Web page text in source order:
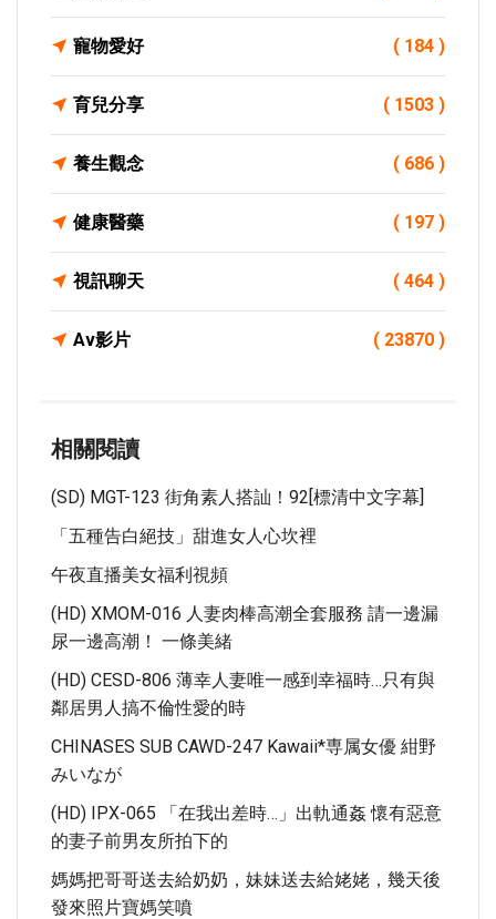
寵物愛好 ( 184 )
育兒分享 ( 1503 )
養生觀念 ( 686 )
健康醫藥 ( 197 )
視訊聊天 ( 464 )
Av影片 ( 23870 )
相關閱讀
(SD) MGT-123 街角素人搭訕！92[標清中文字幕]
「五種告白絕技」甜進女人心坎裡
午夜直播美女福利視頻
(HD) XMOM-016 人妻肉棒高潮全套服務 請一邊漏
尿一邊高潮！ 一條美緒
(HD) CESD-806 薄幸人妻唯一感到幸福時…只有與
鄰居男人搞不倫性愛的時
CHINASES SUB CAWD-247 Kawaii*専属女優 紺野
みいなが
(HD) IPX-065 「在我出差時…」出軌通姦 懷有惡意
的妻子前男友所拍下的
媽媽把哥哥送去給奶奶，妹妹送去給姥姥，幾天後
發來照片寶媽笑噴